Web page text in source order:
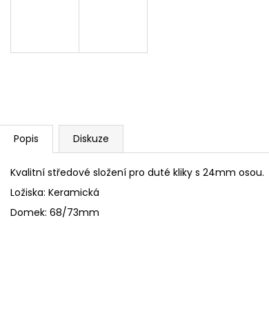
Popis Diskuze
Kvalitní středové složení pro duté kliky s 24mm osou.
Ložiska: Keramická
Domek: 68/73mm